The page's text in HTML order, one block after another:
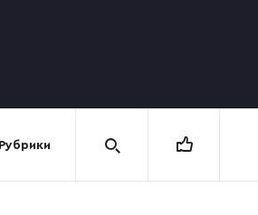
Рубрики